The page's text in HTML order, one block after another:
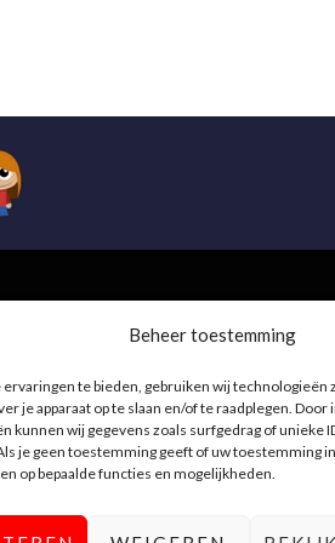
Beheer toestemming
ervaringen te bieden, gebruiken wij technologieën
je apparaat op te slaan en/of te raadplegen.
kunnen wij gegevens zoals surfgedrag of unieke
je geen toestemming geeft of uw toestemming
op bepaalde functies en mogelijkheden.